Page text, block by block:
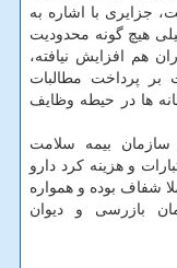
جزایری با اشاره به
هیچ گونه محدودیت
هم افزایش نیافته،
بر پرداخت مطالبات
ها در حیطه وظایف
بیمه سلامت
و هزینه كرد دارو
شفاف بوده و همواره
بازرسی و دیوان